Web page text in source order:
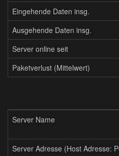
Eingehende Daten insg.
Ausgehende Daten insg.
Server online seit
Paketverlust (Mittelwert)
Server Name
Server Adresse (Host Adresse: